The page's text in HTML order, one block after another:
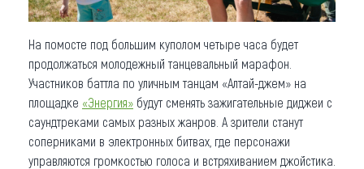
На помосте под большим куполом четыре часа будет
продолжаться молодежный танцевальный марафон.
Участников баттла по уличным танцам «Алтай-джем» на
площадке «Энергия» будут сменять зажигательные диджеи с
саундтреками самых разных жанров. А зрители станут
соперниками в электронных битвах, где персонажи
управляются громкостью голоса и встряхиванием джойстика.